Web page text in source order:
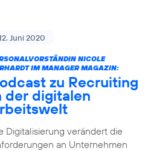
Juni 2020
NICOLE
IM MANAGER MAGAZIN:
zu Recruiting
der digitalen
Digitalisierung verändert die
an Unternehmen